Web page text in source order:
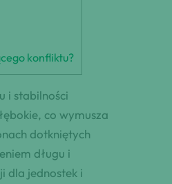
konfliktu?
i stabilności
co wymusza
dotkniętych
długu i
dla jednostek i